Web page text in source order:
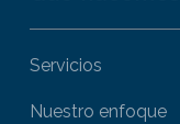
Servicios
Nuestro enfoque